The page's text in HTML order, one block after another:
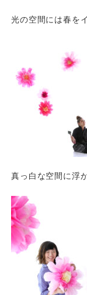
光の空間には春を
真っ白な空間に浮